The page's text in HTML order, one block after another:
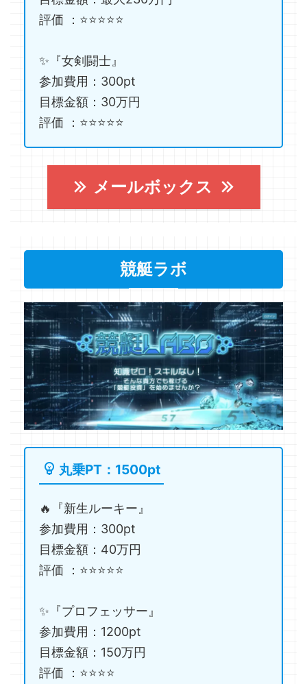
評価 ：⭐️⭐️⭐️⭐️⭐️
✨『女剣闘士』
参加費用：300pt
目標金額：30万円
評価 ：⭐️⭐️⭐️⭐️⭐️
メールボックス
競艇ラボ
丸乗PT：1500pt
🔥『新生ルーキー』
参加費用：300pt
目標金額：40万円
評価 ：⭐️⭐️⭐️⭐️⭐️
✨『プロフェッサー』
参加費用：1200pt
目標金額：150万円
評価 ：⭐️⭐️⭐️⭐️